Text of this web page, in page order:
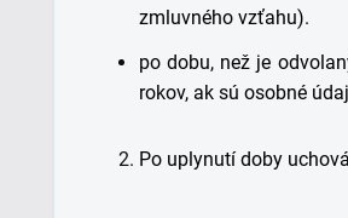
zmluvného vzťahu).
po dobu, než je
rokov, ak sú osobné
Po uplynutí doby